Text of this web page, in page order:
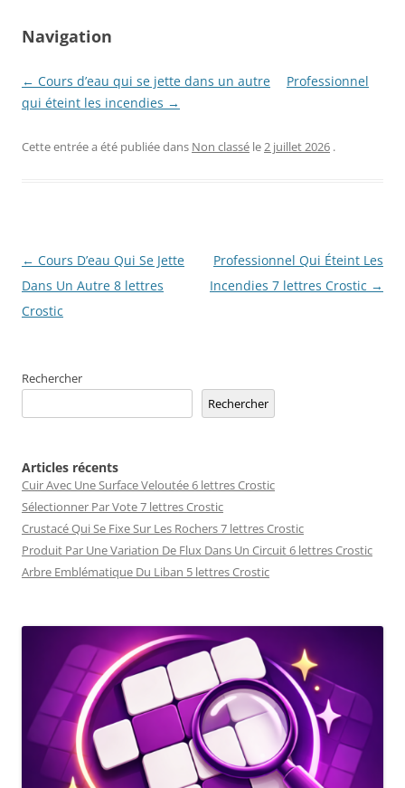
Navigation
← Сours d’eau qui se jette dans un autre
Professionnel
qui éteint les incendies →
Cette entrée a été publiée dans Non classé le2 juillet 2026 .
Navigation
des
articles
← Сours D’eau Qui Se Jette
Dans Un Autre 8 lettres
Crostic
Professionnel Qui Éteint Les
Incendies 7 lettres Crostic →
Rechercher
Rechercher
Articles récents
Cuir Avec Une Surface Veloutée 6 lettres Crostic
Sélectionner Par Vote 7 lettres Crostic
Crustacé Qui Se Fixe Sur Les Rochers 7 lettres Crostic
Produit Par Une Variation De Flux Dans Un Circuit 6 lettres Crostic
Arbre Emblématique Du Liban 5 lettres Crostic